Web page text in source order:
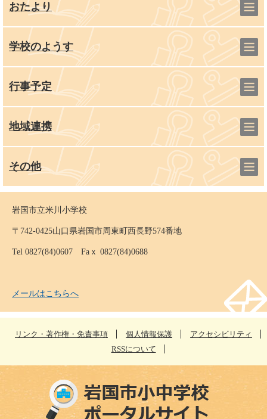
おたより
学校のようす
行事予定
地域連携
その他
岩国市立米川小学校
〒742-0425山口県岩国市周東町西長野574番地
Tel 0827(84)0607 Faｘ 0827(84)0688
メールはこちらへ
リンク・著作権・免責事項 個人情報保護
アクセシビリティ
RSSについて